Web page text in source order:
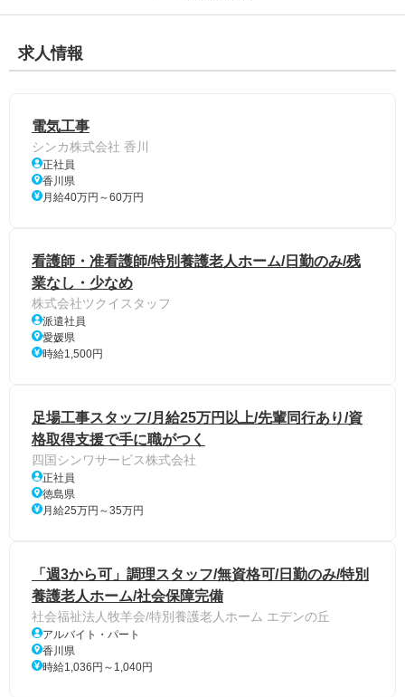
求人情報
電気工事
シンカ株式会社 香川
正社員
香川県
月給40万円～60万円
看護師・准看護師/特別養護老人ホーム/日勤のみ/残
業なし・少なめ
株式会社ツクイスタッフ
派遣社員
愛媛県
時給1,500円
足場工事スタッフ/月給25万円以上/先輩同行あり/資
格取得支援で手に職がつく
四国シンワサービス株式会社
正社員
徳島県
月給25万円～35万円
「週3から可」調理スタッフ/無資格可/日勤のみ/特別
養護老人ホーム/社会保障完備
社会福祉法人牧羊会/特別養護老人ホーム エデンの丘
アルバイト・パート
香川県
時給1,036円～1,040円